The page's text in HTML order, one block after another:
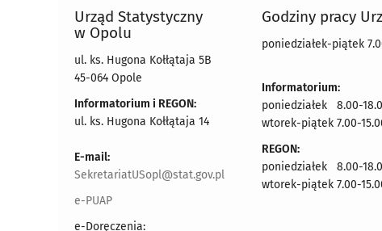
Urząd Statystyczny
w Opolu
ul. ks. Hugona Kołłątaja 5B
45-064 Opole
Informatorium i REGON:
ul. ks. Hugona Kołłątaja 14
E-mail:
SekretariatUSopl@stat.gov.pl
e-PUAP
e-Doręczenia:
Godziny pracy
poniedziałek-piątek
Informatorium:
poniedziałek 8.00-
wtorek-piątek 7.00-
REGON:
poniedziałek 8.00-
wtorek-piątek 7.00-